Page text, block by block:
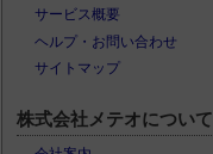
サービス概要
ヘルプ・お問い合わせ
サイトマップ
株式会社メテオについて